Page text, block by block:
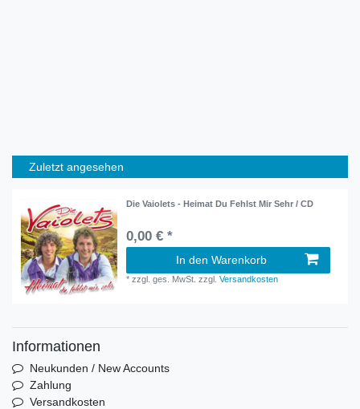
Zuletzt angesehen
Die Vaiolets - Heimat Du Fehlst Mir Sehr / CD
0,00 € *
In den Warenkorb
*zzgl. ges. MwSt. zzgl.Versandkosten
Informationen
Neukunden / New Accounts
Zahlung
Versandkosten